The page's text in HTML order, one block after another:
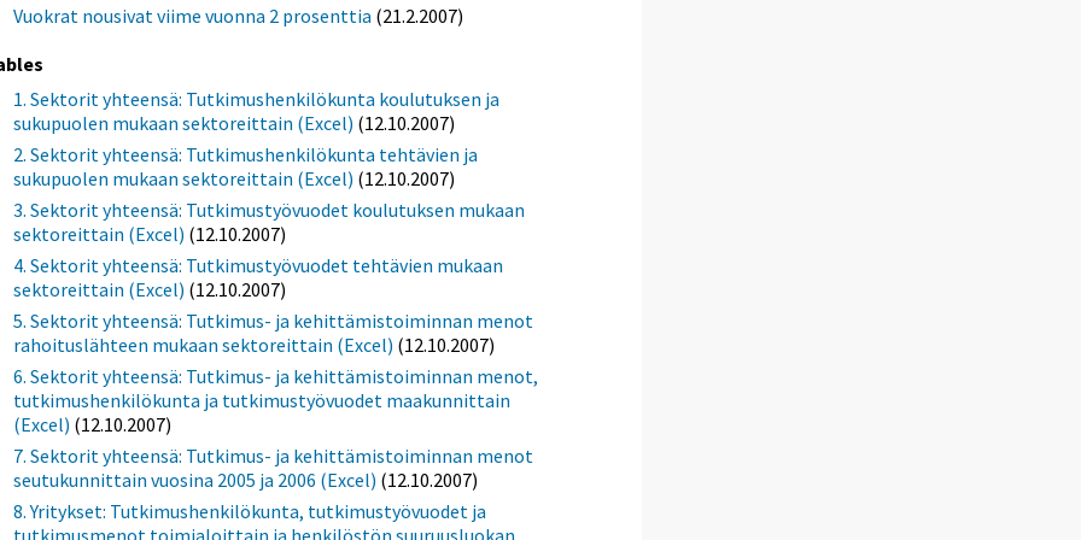
Vuokrat nousivat viime vuonna 2 prosenttia (21.2.2007)
1. Sektorit yhteensä: Tutkimushenkilökunta koulutuksen ja
sukupuolen mukaan sektoreittain (Excel) (12.10.2007)
2. Sektorit yhteensä: Tutkimushenkilökunta tehtävien ja
sukupuolen mukaan sektoreittain (Excel) (12.10.2007)
3. Sektorit yhteensä: Tutkimustyövuodet koulutuksen mukaan
sektoreittain (Excel) (12.10.2007)
4. Sektorit yhteensä: Tutkimustyövuodet tehtävien mukaan
sektoreittain (Excel) (12.10.2007)
5. Sektorit yhteensä: Tutkimus- ja kehittämistoiminnan menot
rahoituslähteen mukaan sektoreittain (Excel) (12.10.2007)
6. Sektorit yhteensä: Tutkimus- ja kehittämistoiminnan menot,
tutkimushenkilökunta ja tutkimustyövuodet maakunnittain
(Excel) (12.10.2007)
7. Sektorit yhteensä: Tutkimus- ja kehittämistoiminnan menot
seutukunnittain vuosina 2005 ja 2006 (Excel) (12.10.2007)
8. Yritykset: Tutkimushenkilökunta, tutkimustyövuodet ja
tutkimusmenot toimialoittain ja henkilöstön suuruusluokan